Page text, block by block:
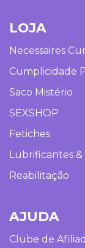
LOJA
Necessaires
Cumplicidade
Saco Mistério
SEXSHOP
Fetiches
Lubrificantes &
Reabilitação
AJUDA
Clube de